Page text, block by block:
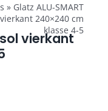
» Glatz ALU-SMART
240×240 cm
klasse 4-5
vierkant